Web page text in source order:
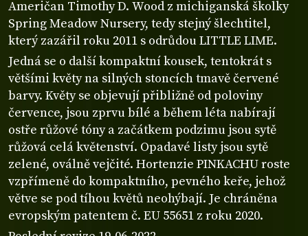
Američan Timothy D. Wood z michiganská školky
Spring Meadow Nursery, tedy stejný šlechtitel,
který zazářil roku 2011 s odrůdou LITTLE LIME.
Jedná se o další kompaktní kousek, tentokrát s
většími květy na silných stoncích tmavě červené
barvy. Květy se objevují přibližně od poloviny
července, jsou zprvu bílé a během léta nabírají
ostře růžové tóny a začátkem podzimu jsou sytě
růžová celá květenství. Opadavé listy jsou sytě
zelené, oválně vejčité. Hortenzie PINKACHU roste
vzpřímeně do kompaktního, pevného keře, jehož
větve se pod tíhou květů neohýbají. Je chráněna
evropským patentem č. EU 55651 z roku 2020.